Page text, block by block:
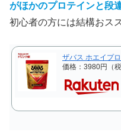
がほかのプロテインと段
初心者の方には結構おス
ザバス ホエイプ
価格：3980円（